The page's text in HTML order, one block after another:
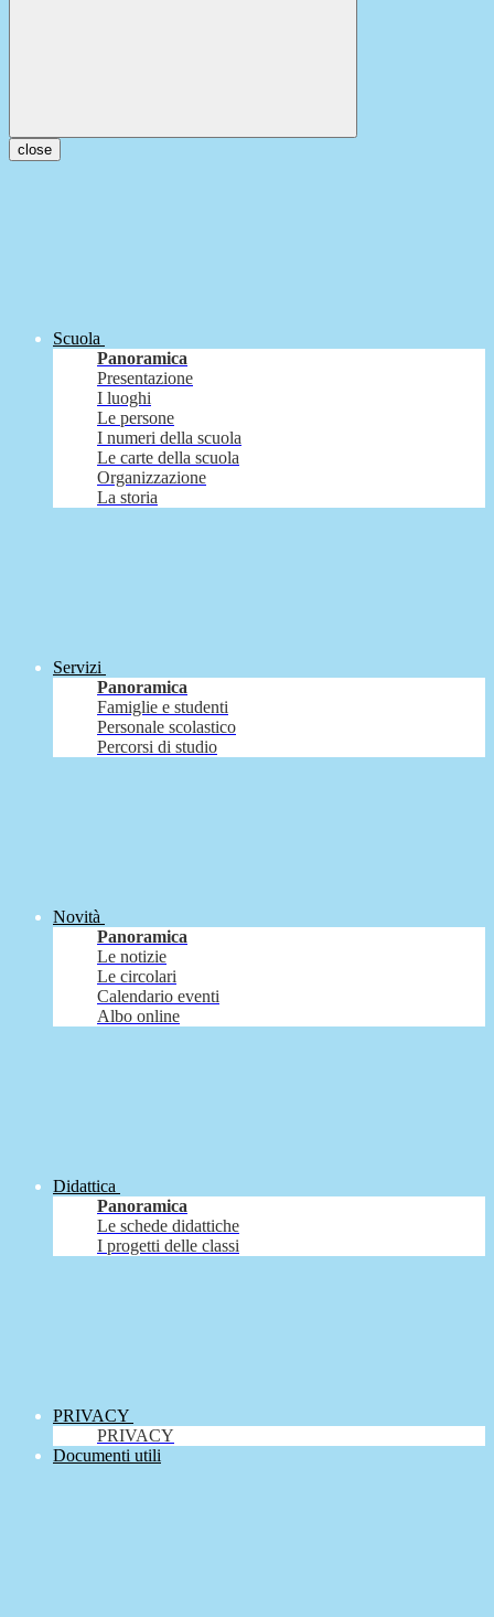
close
Scuola
Panoramica
Presentazione
I luoghi
Le persone
I numeri della scuola
Le carte della scuola
Organizzazione
La storia
Servizi
Panoramica
Famiglie e studenti
Personale scolastico
Percorsi di studio
Novità
Panoramica
Le notizie
Le circolari
Calendario eventi
Albo online
Didattica
Panoramica
Le schede didattiche
I progetti delle classi
PRIVACY
PRIVACY
Documenti utili